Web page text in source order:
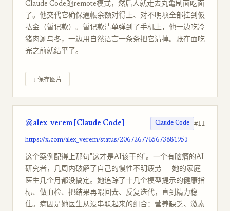
Claude Code跑remote模式，然后人就走去丸亀制面吃面
了。他交代它确保通帳余额对得上、对不明项全部挂到仮
払金（暂记款）。暂记款清单弹到了手机上，他一边吃冷
猪肉涮乌冬，一边用自然语言一条条把它清掉。账在面吃
完之前就结平了。
↓ 保存图片
@alex_verem [Claude Code] Claude Code #11
https://x.com/alex_verem/status/2067267765673881953
这个案例配得上那句"这才是AI该干的"。一个有脑瘤的AI
研究者，几周内破解了自己的慢性不明疲劳——她的家庭
医生几个月都没搞定。她追踪了十几个模型提示的健康指
标、做血检、把结果再喂回去、反复迭代，直到精力稳
住。病因是她医生从没串联起来的组合：营养缺乏、激素